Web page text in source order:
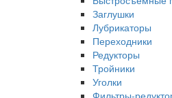
Заглушки
Лубрикаторы
Переходники
Редукторы
Тройники
Уголки
Фильтры-